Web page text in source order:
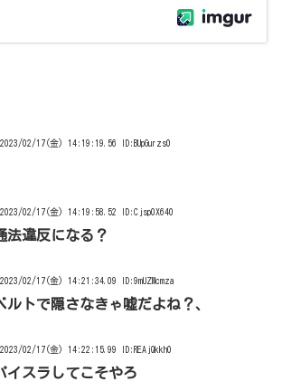
2023/02/17(金) 14:19:19.56 ID:BUpGurzs0
2023/02/17(金) 14:19:58.52 ID:Cjsp0X640
法違反になる？
2023/02/17(金) 14:21:34.09 ID:9mUZMcmza
トで隠さなきゃ嘘だよね？、
2023/02/17(金) 14:22:15.99 ID:REAjQkkh0
イスラしてこそやろ